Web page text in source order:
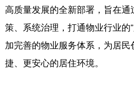
高质量发展的全新部署，旨在
策、系统治理，打通物业行业的
加完善的物业服务体系，为居
捷、更安心的居住环境。